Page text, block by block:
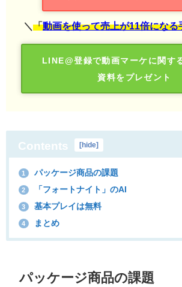
＼ 「動画を使って売上が11倍になる
LINE@登録で動画マーケに関す
資料をプレゼント
Contents [hide]
1 パッケージ商品の課題
2 「フォートナイト」のAI
3 基本プレイは無料
4 まとめ
パッケージ商品の課題